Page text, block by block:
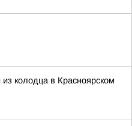
из колодца в Красноярском